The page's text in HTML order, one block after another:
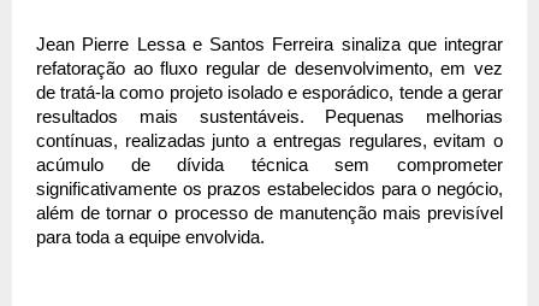
Jean Pierre Lessa e Santos Ferreira sinaliza que integrar
refatoração ao fluxo regular de desenvolvimento, em vez
de tratá-la como projeto isolado e esporádico, tende a gerar
resultados mais sustentáveis. Pequenas melhorias
contínuas, realizadas junto a entregas regulares, evitam o
acúmulo de dívida técnica sem comprometer
significativamente os prazos estabelecidos para o negócio,
além de tornar o processo de manutenção mais previsível
para toda a equipe envolvida.